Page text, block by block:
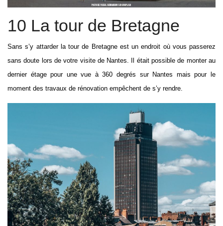
10 La tour de Bretagne
Sans s’y attarder la tour de Bretagne est un endroit où vous passerez
sans doute lors de votre visite de Nantes. Il était possible de monter au
dernier étage pour une vue à 360 degrés sur Nantes mais pour le
moment des travaux de rénovation empêchent de s’y rendre.